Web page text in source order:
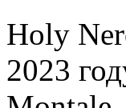
Holy
2023